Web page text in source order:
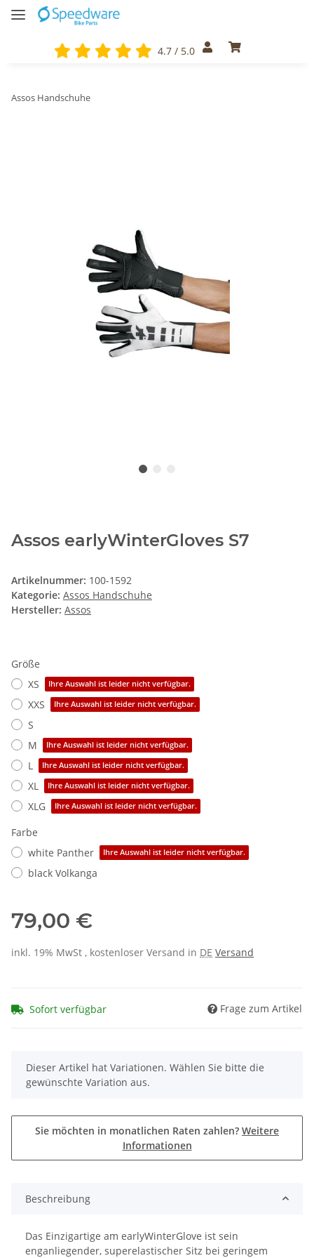
4.7 / 5.0
Assos Handschuhe
Assos earlyWinterGloves S7
Artikelnummer: 100-1592
Kategorie: Assos Handschuhe
Hersteller: Assos
Größe
XS
Ihre Auswahl ist leider nicht verfügbar.
XXS Ihre Auswahl ist leider nicht verfügbar.
S
M
Ihre Auswahl ist leider nicht verfügbar.
L Ihre Auswahl ist leider nicht verfügbar.
XL Ihre Auswahl ist leider nicht verfügbar.
XLG Ihre Auswahl ist leider nicht verfügbar.
Farbe
white Panther
Ihre Auswahl ist leider nicht verfügbar.
black Volkanga
79,00 €
inkl. 19% MwSt , kostenloser Versand in DE Versand
Sofort verfügbar Frage zum Artikel
x
Dieser Artikel hat Variationen. Wählen Sie bitte die
gewünschte Variation aus.
Sie möchten in monatlichen Raten zahlen? Weitere
Informationen
Beschreibung
Das Einzigartige am earlyWinterGlove ist sein
enganliegender, superelastischer Sitz bei geringem